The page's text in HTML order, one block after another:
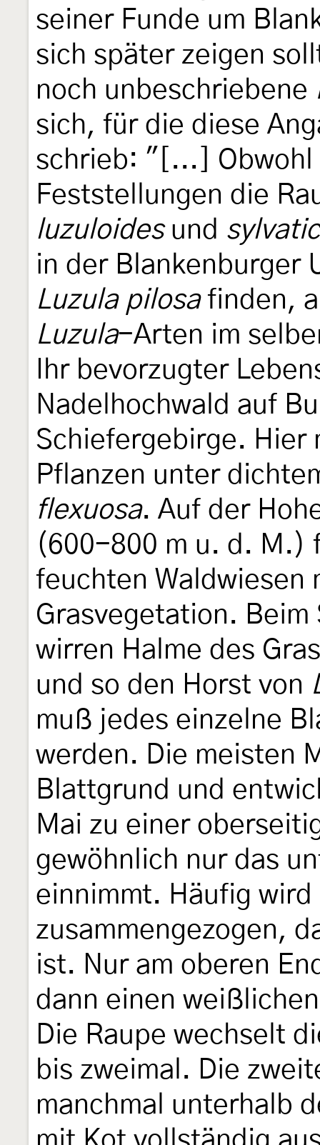
seiner Funde um
sich später zeigen
noch unbeschriebene
sich, für die diese
schrieb: "[...] Obwohl
Feststellungen die
luzuloidesund
in der Blankenburger
Luzula pilosafinden,
Luzula-Arten im
Ihr bevorzugter
Nadelhochwald auf
Schiefergebirge. Hier
Pflanzen unter
flexuosa. Auf der
(600-800 m u. d. M.)
feuchten
Grasvegetation.
wirren Halme des
und so den Horst von
muß jedes einzelne
werden. Die meisten
Blattgrund und
Mai zu einer
gewöhnlich nur das
einnimmt. Häufig
zusammengezogen,
ist. Nur am oberen
dann einen
Die Raupe wechselt
bis zweimal. Die
manchmal unterhalb